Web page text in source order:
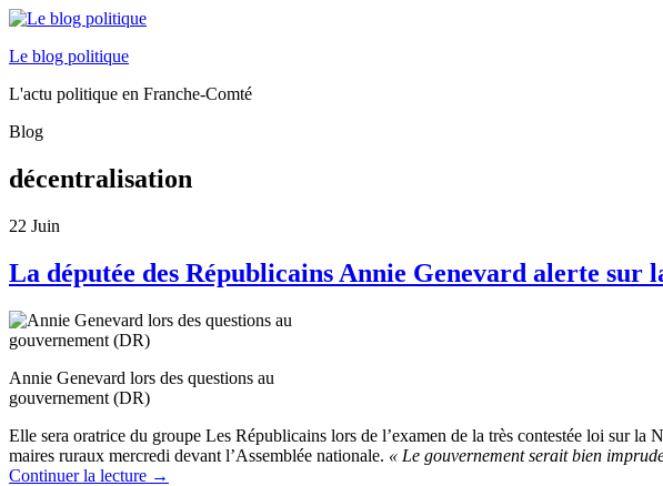
Le blog politique
L'actu politique en Franche-Comté
Blog
décentralisation
22 Juin
La députée des Républicains Annie Genevard alerte sur
Annie Genevard lors des questions au
gouvernement (DR)
Elle sera oratrice du groupe Les Républicains lors de l’examen de la très contestée loi sur
maires ruraux mercredi devant l’Assemblée nationale. « Le gouvernement serait bien
Continuer la lecture →